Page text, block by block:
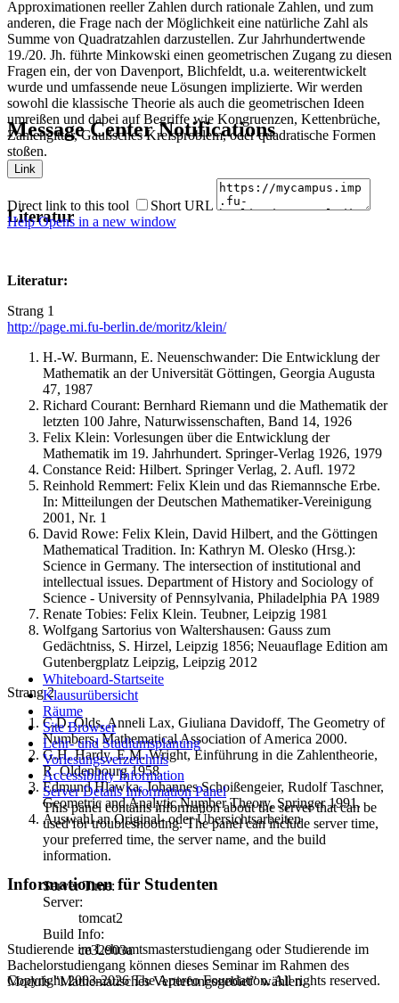
Approximationen reeller Zahlen durch rationale Zahlen, und zum
anderen, die Frage nach der Möglichkeit eine natürliche Zahl als
Summe von Quadratzahlen darzustellen. Zur Jahrhundertwende
19./20. Jh. führte Minkowski einen geometrischen Zugang zu diesen
Fragen ein, der von Davenport, Blichfeldt, u.a. weiterentwickelt
wurde und umfassende neue Lösungen implizierte. Wir werden
sowohl die klassische Theorie als auch die geometrischen Ideen
umreißen und dabei auf Begriffe wie Kongruenzen, Kettenbrüche,
Zahlengitter, Gaußsches Kreisproblem, oder quadratische Formen
stoßen.
Literatur
Literatur:
Strang 1
http://page.mi.fu-berlin.de/moritz/klein/
H.-W. Burmann, E. Neuenschwander: Die Entwicklung der
Mathematik an der Universität Göttingen, Georgia Augusta
47, 1987
Richard Courant: Bernhard Riemann und die Mathematik der
letzten 100 Jahre, Naturwissenschaften, Band 14, 1926
Felix Klein: Vorlesungen über die Entwicklung der
Mathematik im 19. Jahrhundert. Springer-Verlag 1926, 1979
Constance Reid: Hilbert. Springer Verlag, 2. Aufl. 1972
Reinhold Remmert: Felix Klein und das Riemannsche Erbe.
In: Mitteilungen der Deutschen Mathematiker-Vereinigung
2001, Nr. 1
David Rowe: Felix Klein, David Hilbert, and the Göttingen
Mathematical Tradition. In: Kathryn M. Olesko (Hrsg.):
Science in Germany. The intersection of institutional and
intellectual issues. Department of History and Sociology of
Science - University of Pennsylvania, Philadelphia PA 1989
Renate Tobies: Felix Klein. Teubner, Leipzig 1981
Wolfgang Sartorius von Waltershausen: Gauss zum
Gedächtniss, S. Hirzel, Leipzig 1856; Neuauflage Edition am
Gutenbergplatz Leipzig, Leipzig 2012
Strang 2
C.D. Olds, Anneli Lax, Giuliana Davidoff, The Geometry of
Numbers, Mathematical Association of America 2000.
G.H. Hardy, E.M. Wright, Einführung in die Zahlentheorie,
R. Oldenbourg 1958.
Edmund Hlawka, Johannes Schoißengeier, Rudolf Taschner,
Geometric and Analytic Number Theory, Springer 1991.
Auswahl an Original- oder Übersichtsarbeiten
Informationen für Studenten
Studierende im Lehramtsmasterstudiengang oder Studierende im
Bachelorstudiengang können dieses Seminar im Rahmen des
Moduls "Mathematisches Vertiefungsgebiet" wählen.
Message Center Notifications
Link
Direct link to this tool
Short URL
Help Opens in a new window
Whiteboard-Startseite
Klausurübersicht
Räume
Site Browser
Lehr- und Studiumsplanung
Vorlesungsverzeichnis
Accessibility Information
Server Details Information Panel
This panel contains information about the server that can be
used for troubleshooting. The panel can include server time,
your preferred time, the server name, and the build
information.
Server Time:
Server:
tomcat2
Build Info:
ce32903a
Copyright 2003-2026 The Apereo Foundation. All rights reserved.